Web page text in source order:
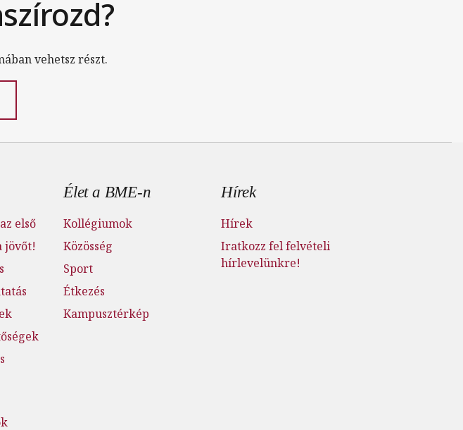
vehetsz részt.
első
jövőt!
Élet a BME-n
Kollégiumok
Közösség
Sport
Étkezés
Kampusztérkép
Hírek
Hírek
Iratkozz fel felvételi
hírlevelünkre!